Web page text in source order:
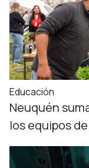
Educación
Neuquén
los equipos